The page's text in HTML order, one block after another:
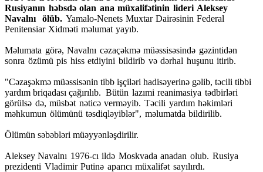
Rusiyanın həbsdə olan ana müxalifətinin lideri Aleksey
Navalnı ölüb. Yamalo-Nenets Muxtar Dairəsinin Federal
Penitensiar Xidməti məlumat yayıb.
Məlumata görə, Navalnı cəzaçəkmə müəssisəsində gəzintidən
sonra özümü pis hiss etdiyini bildirib və dərhal huşunu itirib.
"Cəzaşəkmə müəssisənin tibb işçiləri hadisəyerinə gəlib, təcili tibbi
yardım briqadası çağırılıb. Bütün lazımi reanimasiya tədbirləri
görülsə də, müsbət nəticə verməyib. Təcili yardım həkimləri
məhkumun ölümünü təsdiqləyiblər", məlumatda bildirilib.
Ölümün səbəbləri müəyyənləşdirilir.
Aleksey Navalnı 1976-cı ildə Moskvada anadan olub. Rusiya
prezidenti Vladimir Putinə aparıcı müxalifət sayılırdı.